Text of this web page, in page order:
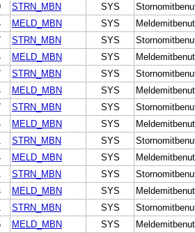
STRN_MBN SYS
MELD_MBN SYS
STRN_MBN SYS
MELD_MBN SYS
STRN_MBN SYS
MELD_MBN SYS
STRN_MBN SYS
MELD_MBN SYS
STRN_MBN SYS
MELD_MBN SYS
STRN_MBN SYS
MELD_MBN SYS
STRN_MBN SYS
MELD_MBN SYS